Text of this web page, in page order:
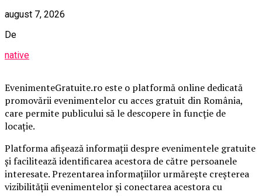
august 7, 2026
De
native
EvenimenteGratuite.ro este o platformă online dedicată
promovării evenimentelor cu acces gratuit din România,
care permite publicului să le descopere în funcție de
locație.
Platforma afișează informații despre evenimentele gratuite
și facilitează identificarea acestora de către persoanele
interesate. Prezentarea informațiilor urmărește creșterea
vizibilității evenimentelor și conectarea acestora cu